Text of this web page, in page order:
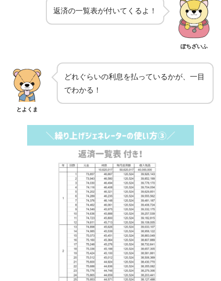
返済の一覧表が付いてくるよ！
ぽちざいふ
とよくま
どれぐらいの利息を払っているかが、一目
でわかる！